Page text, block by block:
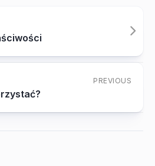
PREVIOUS